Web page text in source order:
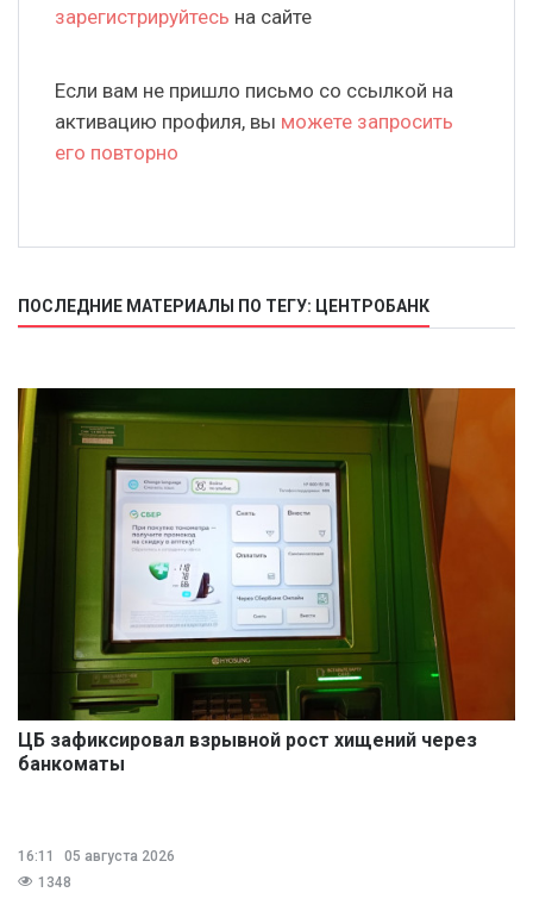
зарегистрируйтесь на сайте
Если вам не пришло письмо со ссылкой на
активацию профиля, вы можете запросить
его повторно
ПОСЛЕДНИЕ МАТЕРИАЛЫ ПО ТЕГУ: ЦЕНТРОБАНК
ЦБ зафиксировал взрывной рост хищений через
банкоматы
16:11
05 августа 2026
1348